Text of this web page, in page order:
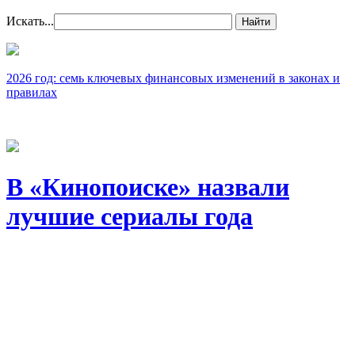
Искать... Найти
2026 год: семь ключевых финансовых изменений в законах и
правилах
В «Кинопоиске» назвали
лучшие сериалы года